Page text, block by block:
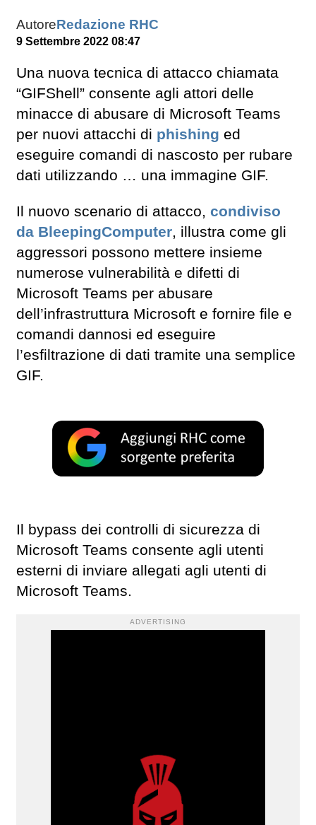
AutoreRedazione RHC
9 Settembre 2022 08:47
Una nuova tecnica di attacco chiamata
“GIFShell” consente agli attori delle
minacce di abusare di Microsoft Teams
per nuovi attacchi di phishing ed
eseguire comandi di nascosto per rubare
dati utilizzando … una immagine GIF.
Il nuovo scenario di attacco, condiviso
da BleepingComputer, illustra come gli
aggressori possono mettere insieme
numerose vulnerabilità e difetti di
Microsoft Teams per abusare
dell’infrastruttura Microsoft e fornire file e
comandi dannosi ed eseguire
l’esfiltrazione di dati tramite una semplice
GIF.
Il bypass dei controlli di sicurezza di
Microsoft Teams consente agli utenti
esterni di inviare allegati agli utenti di
Microsoft Teams.
ADVERTISING